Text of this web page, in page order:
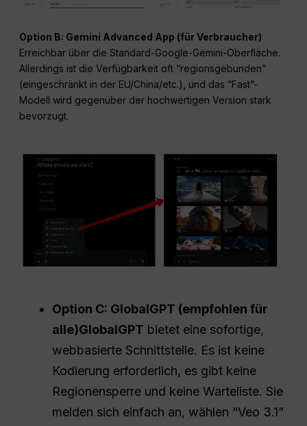
Option B: Gemini Advanced App (für Verbraucher)
Erreichbar über die Standard-Google-Gemini-Oberfläche.
Allerdings ist die Verfügbarkeit oft “regionsgebunden”
(eingeschränkt in der EU/China/etc.), und das “Fast”-
Modell wird gegenüber der hochwertigen Version stark
bevorzugt.
Option C: GlobalGPT (empfohlen für
alle)GlobalGPT bietet eine sofortige,
webbasierte Schnittstelle. Es ist keine
Kodierung erforderlich, es gibt keine
Regionensperre und keine Warteliste. Sie
melden sich einfach an, wählen “Veo 3.1”